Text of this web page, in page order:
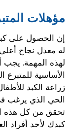
مؤهلات
إن الحصول على
له معدل نجاح
لهذه المهمة. يجب
الأساسية للمتبرع
زراعة الكبد
الحي الذي يرغب في
تحقق من كل هذه
كبدك لأحد أفراد